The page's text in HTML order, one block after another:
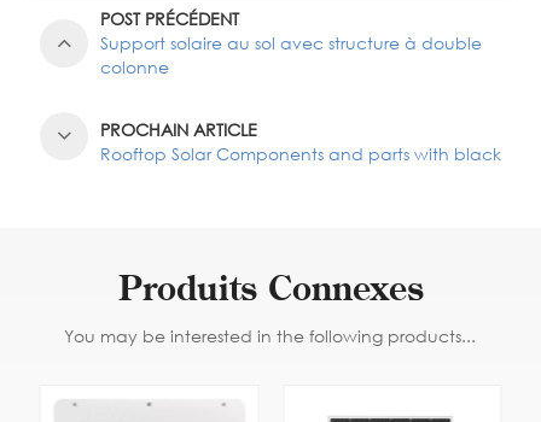
POST PRÉCÉDENT
Support solaire au sol avec structure à double
colonne
PROCHAIN ARTICLE
Rooftop Solar Components and parts with black
Produits Connexes
You may be interested in the following products...